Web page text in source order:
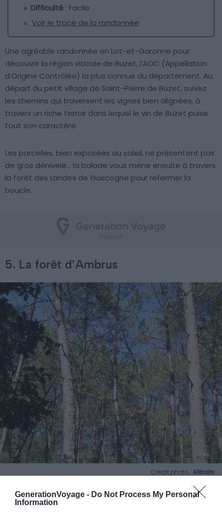
GenerationVoyage - Do Not Process My Personal
Information
Difficulté : Facile
Voir le tracé de la randonnée
Une agréable randonnée en Lot-et-Garonne pour
découvrir la région viticole de Buzet, l’AOC (Appellation
d’Origine Contrôlée) la plus connue du département. Au
départ du petit village de Saint-Pierre de Buzet, suivez
les chemins qui traversent les vignes bien alignées, à
travers un riche terroir dans lequel le vin de Buzet puise
tout son caractère.
Les parcelles, bien exposées au soleil, ne présentent pas
de gros dénivelé… la balade vous mène ensuite à travers
la forêt des Landes de Gascogne pour refermer la
boucle.
5. La forêt d’Ambrus
Crédit photo : Alltrails
Durée: environ 1h15